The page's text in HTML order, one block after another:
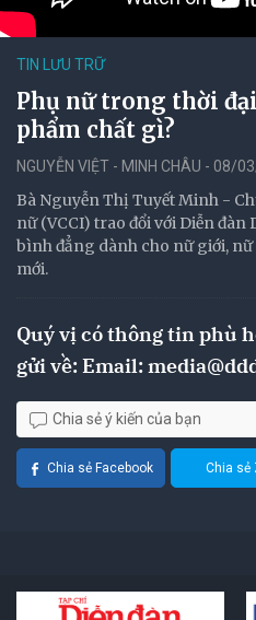
TIN LƯU TRỮ
Phụ nữ trong thời
phẩm chất gì?
NGUYỄN VIỆT - MINH CHÂU - 08/
Bà Nguyễn Thị Tuyết Minh -
nữ (VCCI) trao đổi với Diễn đàn
bình đẳng dành cho nữ giới,
mới.
Quý vị có thông tin phù
gửi về: Email:
Chia sẻ ý kiến của bạn
Chia sẻ Facebook Chia sẻ